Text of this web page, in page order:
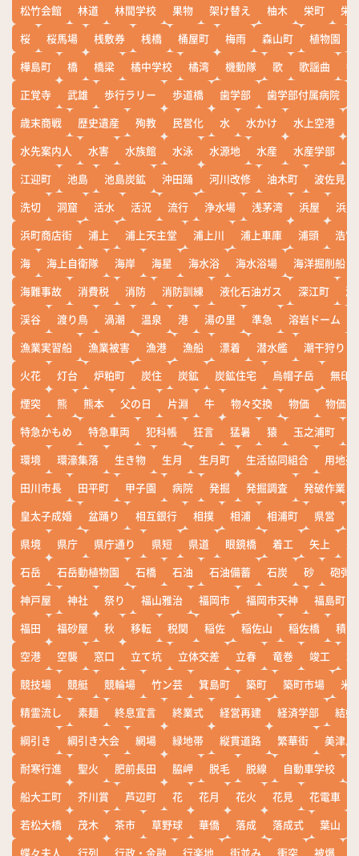
松竹会館
林道 林間学校 果物 架け替え 柚木 栄町
栄
桜
桜馬場 桟敷券 桟橋 桶屋町 梅雨 森山町 植物園
樺島町
橋 橋梁 橘中学校 橘湾 機動隊 歌 歌謡曲
正覚寺
武雄 歩行ラリー 歩道橋 歯学部 歯学部付属病院
歳末商戦
歴史遺産 殉教 民営化 水 水かけ 水上空港
水先案内人
水害 水族館 水泳 水源地 水産 水産学部
江迎町
池島 池島炭鉱 沖田踊 河川改修 油木町
波佐見
洗切
洞窟 活水 活況 流行 浄水場 浅茅湾 浜屋
浜
浜町商店街
浦上 浦上天主堂 浦上川 浦上車庫 浦頭
浩宮
海
海上自衛隊 海岸 海星 海水浴 海水浴場
海洋掘削船
海難事故
消費税 消防 消防訓練 液化石油ガス 深江町
淵
渓谷
渡り鳥 渦潮 温泉 港 湯の里 準急 溶岩ドーム
漁業実習船
漁業被害 漁港 漁船 漂着 潜水艦
潮干狩り
火花
灯台 炉粕町 炭住 炭鉱 炭鉱住宅 烏帽子岳
無印
煙突
熊 熊本 父の日 片淵 牛 物々交換 物価
物価高
特急かもめ
特急車両 犯科帳 狂言 猛暑 猿 玉之浦町
環境
環濠集落 生き物 生月 生月町 生活協同組合
用地売
田川市長
田平町 甲子園 病院 発掘 発掘調査
発破作業
皇太子成婚
盆踊り 相互銀行 相撲 相浦 相浦町 県営
県境
県庁 県庁通り 県短 県道 眼鏡橋 着工 矢上
石岳
石岳動植物園 石橋 石油 石油備蓄 石炭 砂
砲弾
神戸屋
神社 祭り 福山雅治 福岡市 福岡市天神
福島町
福田
福砂屋 秋 移転 税関 稲佐 稲佐山 稲佐橋
積雪
空港
空襲 窓口 立て坑 立体交差 立春 竜巻 竣工
競技場
競艇 競輪場 竹ン芸 箕島町 築町 築町市場
米
精霊流し
素麺 終息宣言 終業式 経営再建 経済学部
結婚
綱引き
綱引き大会 網場 緑地帯 縦貫道路 繁華街
美津島
耐寒行進
聖火 肥前長田 脇岬 脱毛 脱線 自動車学校
船大工町
芥川賞 芦辺町 花 花月 花火 花見 花電車
若松大橋
茂木 茶市 草野球 華僑 落成 落成式 葉山
蝶々夫人
行列 行政・金融 行楽地 街並み 衝突 被爆